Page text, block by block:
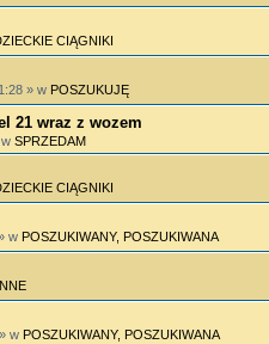
CIĄGNIKI
» w POSZUKUJĘ
21 wraz z wozem
SPRZEDAM
CIĄGNIKI
w POSZUKIWANY, POSZUKIWANA
» w POSZUKIWANY, POSZUKIWANA